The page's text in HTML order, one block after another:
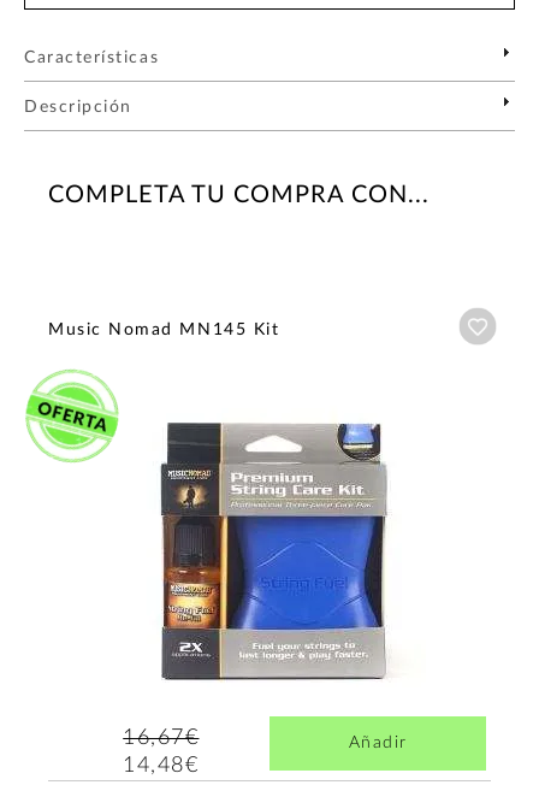
Características
Descripción
COMPLETA TU COMPRA CON...
Music Nomad MN145 Kit
16,67€
14,48€
Añadir